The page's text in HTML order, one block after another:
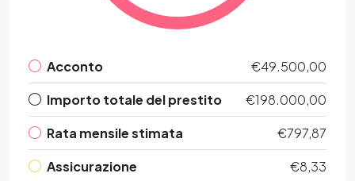
Acconto
€49.500,00
Importo totale del prestito
€198.000,00
Rata mensile stimata
€797,87
Assicurazione
€8,33